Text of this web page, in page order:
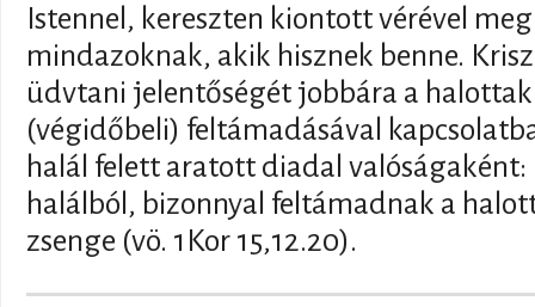
Istennel, kereszten kiontott vérével
mindazoknak, akik hisznek benne.
üdvtani jelentőségét jobbára a
(végidőbeli) feltámadásával
halál felett aratott diadal
halálból, bizonnyal feltámadnak a
zsenge (vö. 1Kor 15,12.20).